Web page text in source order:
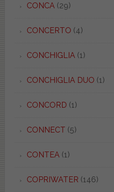
CONCA (29)
CONCERTO (4)
CONCHIGLIA (1)
CONCHIGLIA DUO (1)
CONCORD (1)
CONNECT (5)
CONTEA (1)
COPRIWATER (146)